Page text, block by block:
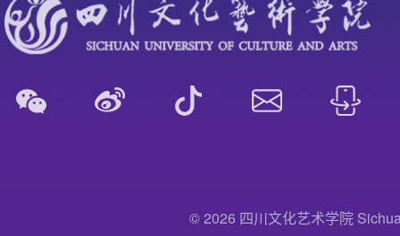
© 2026 四川文化艺术学院